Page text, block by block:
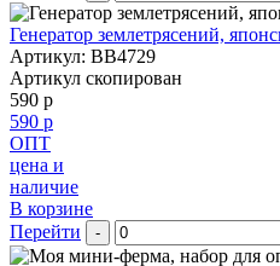
Генератор землетрясений,
Артикул: BB4729
Артикул скопирован
590 р
590 р
ОПТ
цена и
наличие
В корзине
Перейти
-